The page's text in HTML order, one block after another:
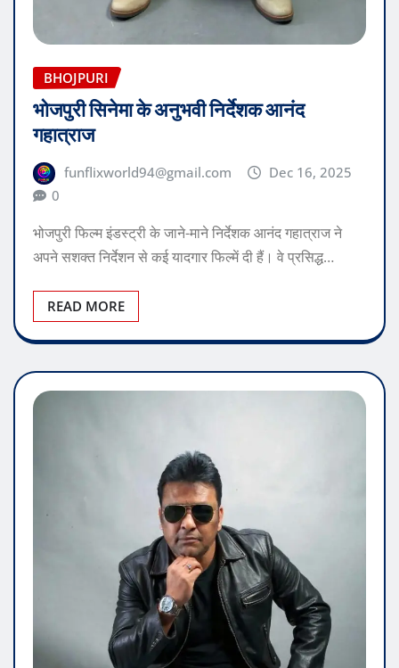
BHOJPURI
भोजपुरी सिनेमा के अनुभवी निर्देशक आनंद
गहात्राज
funflixworld94@gmail.com
Dec 16, 2025
0
भोजपुरी फिल्म इंडस्ट्री के जाने-माने निर्देशक आनंद गहात्राज ने
अपने सशक्त निर्देशन से कई यादगार फिल्में दी हैं। वे प्रसिद्ध…
READ MORE